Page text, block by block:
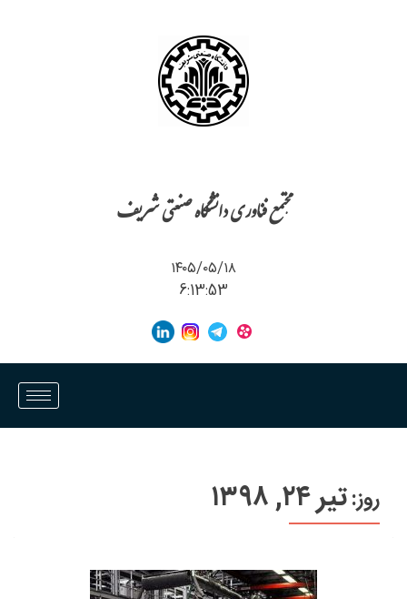
مجتمع فناوری دانشگاه صنعتی شریف
۱۴۰۵/۰۵/۱۸
6:13:53
روز:تیر ۲۴, ۱۳۹۸